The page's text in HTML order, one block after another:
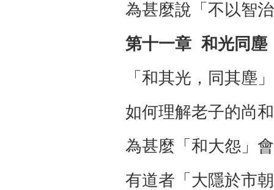
為甚麼說「不以智
第十一章 和光同塵
「和其光，同其塵
如何理解老子的尚
為甚麼「和大怨」
有道者「大隱於市